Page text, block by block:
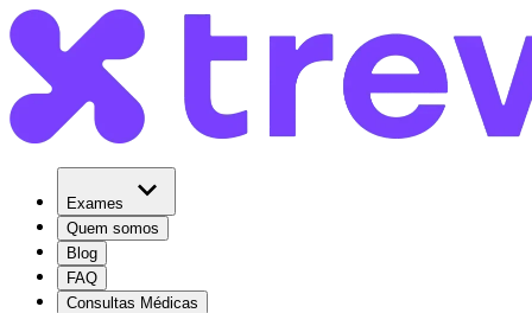
Exames
Quem somos
Blog
FAQ
Consultas Médicas